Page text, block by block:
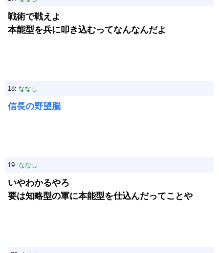
戦術で戦えよ
本能型を兵に叩き込むってなんなんだよ
18: ななし
信長の野望脳
19: ななし
いやわかるやろ
要は知略型の軍に本能型を仕込んだってことや